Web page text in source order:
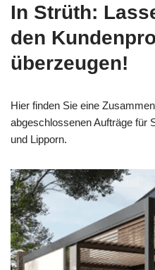
In Strüth:
den
überzeugen!
Hier finden Sie eine
abgeschlossenen Aufträge für
und Lipporn.